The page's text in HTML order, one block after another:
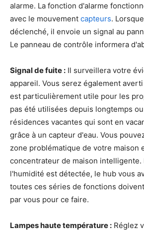
alarme. La fonction d'alarme
avec le mouvement capteurs.
déclenché, il envoie un signal au
Le panneau de contrôle informera
Signal de fuite : Il surveillera votre
appareil. Vous serez également
est particulièrement utile pour les
pas été utilisées depuis longtemps
résidences vacantes qui sont en
grâce à un capteur d'eau. Vous
zone problématique de votre maison
concentrateur de maison intelligente.
l'humidité est détectée, le hub vous
toutes ces séries de fonctions
par vous pour ce faire.
Lampes haute température : Réglez